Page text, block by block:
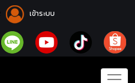
เข้าระบบ